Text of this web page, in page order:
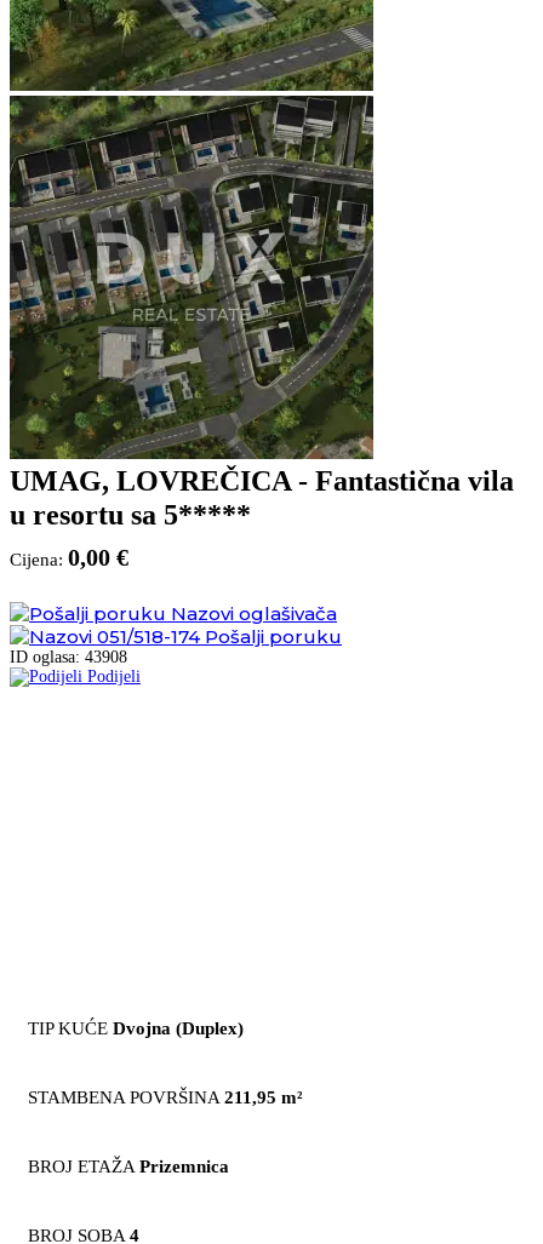
UMAG, LOVREČICA - Fantastična vila
u resortu sa 5*****
Cijena: 0,00 €
Nazovi oglašivača
051/518-174 Pošalji poruku
ID oglasa: 43908
Podijeli
TIP KUĆE Dvojna (Duplex)
STAMBENA POVRŠINA 211,95 m²
BROJ ETAŽA Prizemnica
BROJ SOBA 4